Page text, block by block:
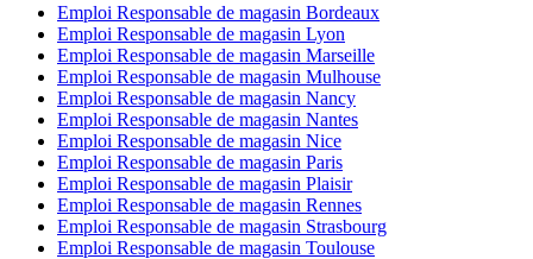
Emploi Responsable de magasin Bordeaux
Emploi Responsable de magasin Lyon
Emploi Responsable de magasin Marseille
Emploi Responsable de magasin Mulhouse
Emploi Responsable de magasin Nancy
Emploi Responsable de magasin Nantes
Emploi Responsable de magasin Nice
Emploi Responsable de magasin Paris
Emploi Responsable de magasin Plaisir
Emploi Responsable de magasin Rennes
Emploi Responsable de magasin Strasbourg
Emploi Responsable de magasin Toulouse